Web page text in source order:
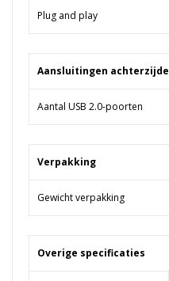
Plug and play
Aansluitingen achterzijde
Aantal USB 2.0-poorten
Verpakking
Gewicht verpakking
Overige specificaties